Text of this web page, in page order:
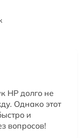
HP долго не
Однако этот
и
вопросов!